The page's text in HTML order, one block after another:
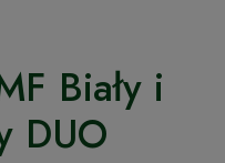
Biały i
DUO